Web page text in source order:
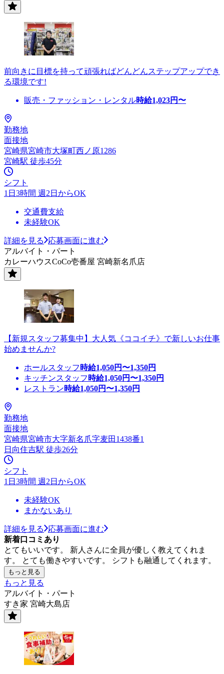
前向きに目標を持って頑張ればどんどんステップアップでき
る環境です!
販売・ファッション・レンタル時給1,023円〜
勤務地
面接地
宮崎県宮崎市大塚町西ノ原1286
宮崎駅 徒歩45分
シフト
1日3時間 週2日からOK
交通費支給
未経験OK
詳細を見る
応募画面に進む
アルバイト・パート
カレーハウスCoCo壱番屋 宮崎新名爪店
【新規スタッフ募集中】大人気《ココイチ》で新しいお仕事
始めませんか?
ホールスタッフ 時給1,050円〜1,350円
キッチンスタッフ 時給1,050円〜1,350円
レストラン時給1,050円〜1,350円
勤務地
面接地
宮崎県宮崎市大字新名爪字麦田1438番1
日向住吉駅 徒歩26分
シフト
1日3時間 週2日からOK
未経験OK
まかないあり
詳細を見る
応募画面に進む
新着口コミあり
とてもいいです。 新人さんに全員が優しく教えてくれま
す。 とても働きやすいです。 シフトも融通してくれます。
もっと見る
もっと見る
アルバイト・パート
すき家 宮崎大島店